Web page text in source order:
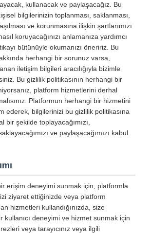
kullanacak ve paylaşacağız. Bu
bilgilerinizin toplanması, saklanması,
ve korunmasına ilişkin şartlarımızı
koruyacağınızı anlamanıza yardımcı
bütünüyle okumanızı öneririz. Bu
herhangi bir sorunuz varsa,
iletişim bilgileri aracılığıyla bizimle
Bu gizlilik politikasının herhangi bir
platform hizmetlerini derhal
Platformun herhangi bir hizmetini
ederek, bilgilerinizi bu gizlilik politikasına
bir şekilde toplayacağımızı,
ve paylaşacağımızı kabul
erişim deneyimi sunmak için, platformla
ziyaret ettiğinizde veya platform
hizmetleri kullandığınızda, size
kullanıcı deneyimi ve hizmet sunmak için
veya tarayıcınız veya ilgili